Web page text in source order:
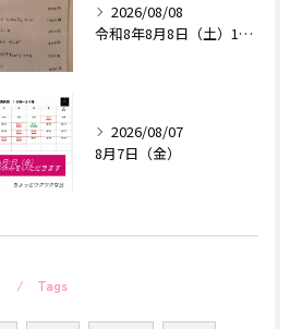
2026/08/08
令和8年8月8日（土）18時〜24時
2026/08/07
8月7日（金）
Tags